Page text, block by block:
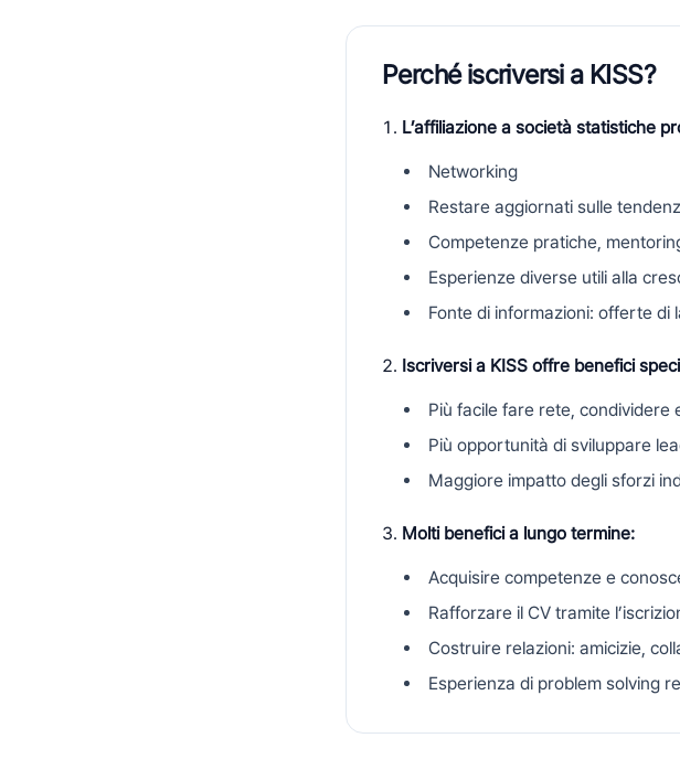
Perché iscriversi a KISS?
L’affiliazione a società statistiche
Networking
Restare aggiornati sulle
Competenze pratiche,
Esperienze diverse utili alla
Fonte di informazioni: offerte di
Iscriversi a KISS offre benefici
Più facile fare rete, condividere
Più opportunità di sviluppare
Maggiore impatto degli sforzi
Molti benefici a lungo termine:
Acquisire competenze e
Rafforzare il CV tramite
Costruire relazioni: amicizie,
Esperienza di problem solving